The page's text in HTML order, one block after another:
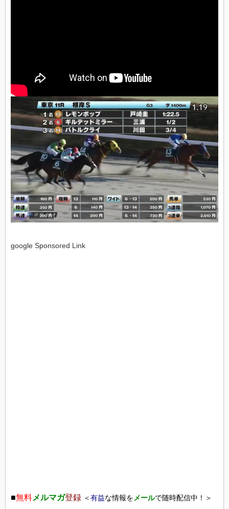
google Sponsored Link
■無料メルマガ登録 ＜有益な情報を メールで随時配信中！＞